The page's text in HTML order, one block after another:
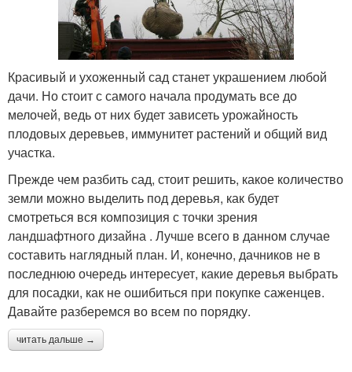
Красивый и ухоженный сад станет украшением любой
дачи. Но стоит с самого начала продумать все до
мелочей, ведь от них будет зависеть урожайность
плодовых деревьев, иммунитет растений и общий вид
участка.
Прежде чем разбить сад, стоит решить, какое количество
земли можно выделить под деревья, как будет
смотреться вся композиция с точки зрения
ландшафтного дизайна . Лучше всего в данном случае
составить наглядный план. И, конечно, дачников не в
последнюю очередь интересует, какие деревья выбрать
для посадки, как не ошибиться при покупке саженцев.
Давайте разберемся во всем по порядку.
читать дальше →